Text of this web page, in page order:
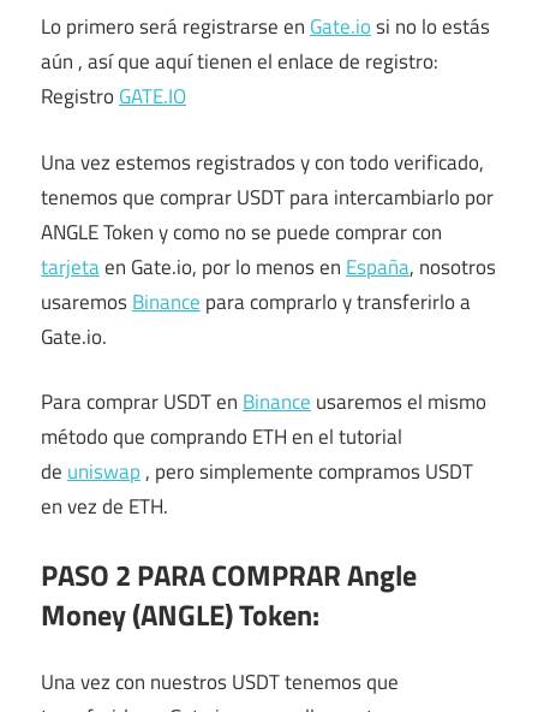
Lo primero será registrarse en Gate.iosi no lo estás
aún , así que aquí tienen el enlace de registro:
Registro GATE.IO
Una vez estemos registrados y con todo verificado,
tenemos que comprar USDT para intercambiarlo por
ANGLE Token y como no se puede comprar con
tarjetaen Gate.io, por lo menos en España, nosotros
usaremosBinance para comprarlo y transferirlo a
Gate.io.
Para comprar USDT en Binance usaremos el mismo
método que comprando ETH en el tutorial
de uniswap , pero simplemente compramos USDT
en vez de ETH.
PASO 2 PARA COMPRAR Angle
Money (ANGLE) Token:
Una vez con nuestros USDT tenemos que